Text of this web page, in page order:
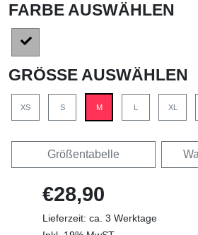
FARBE AUSWÄHLEN
GRÖSSE AUSWÄHLEN
XS S M XL
Größentabelle
€28,90
Lieferzeit: ca. 3 Werktage